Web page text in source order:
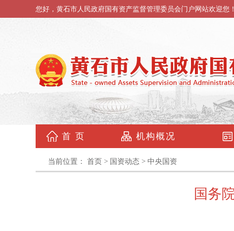
您好，黄石市人民政府国有资产监督管理委员会门户网站欢迎您
首 页 机构概况
当前位置： 首页 > 国资动态 > 中央国资
国务